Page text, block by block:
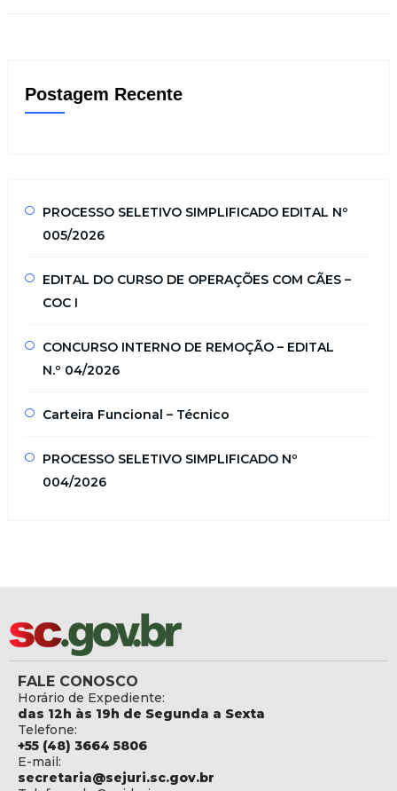
Postagem Recente
PROCESSO SELETIVO SIMPLIFICADO EDITAL Nº
005/2026
EDITAL DO CURSO DE OPERAÇÕES COM CÃES –
COC I
CONCURSO INTERNO DE REMOÇÃO – EDITAL
N.º 04/2026
Carteira Funcional – Técnico
PROCESSO SELETIVO SIMPLIFICADO Nº
004/2026
FALE CONOSCO
Horário de Expediente:
das 12h às 19h de Segunda a Sexta
Telefone:
+55 (48) 3664 5806
E-mail:
secretaria@sejuri.sc.gov.br